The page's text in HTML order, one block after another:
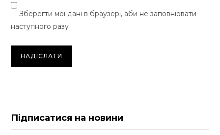
Зберегти мої дані в браузері, аби не заповнювати
наступного разу
Підписатися на новини